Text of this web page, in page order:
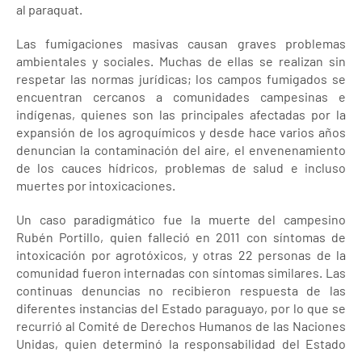
al paraquat.
Las fumigaciones masivas causan graves problemas
ambientales y sociales. Muchas de ellas se realizan sin
respetar las normas jurídicas; los campos fumigados se
encuentran cercanos a comunidades campesinas e
indígenas, quienes son las principales afectadas por la
expansión de los agroquímicos y desde hace varios años
denuncian la contaminación del aire, el envenenamiento
de los cauces hídricos, problemas de salud e incluso
muertes por intoxicaciones.
Un caso paradigmático fue la muerte del campesino
Rubén Portillo, quien falleció en 2011 con síntomas de
intoxicación por agrotóxicos, y otras 22 personas de la
comunidad fueron internadas con síntomas similares. Las
continuas denuncias no recibieron respuesta de las
diferentes instancias del Estado paraguayo, por lo que se
recurrió al Comité de Derechos Humanos de las Naciones
Unidas, quien determinó la responsabilidad del Estado